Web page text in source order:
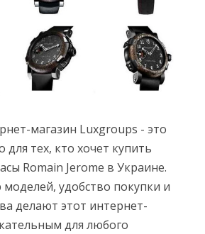
магазин Luxgroups - это
для тех, кто хочет купить
Romain Jerome в Украине.
удобство покупки и
делают этот интернет-
для любого